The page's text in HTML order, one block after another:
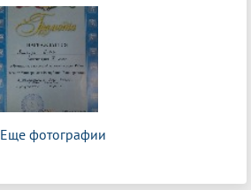
Еще фотографии